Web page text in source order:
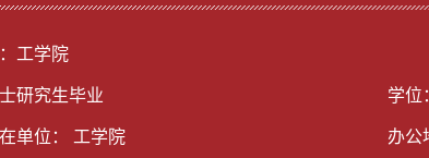
工学院
研究生毕业 学位
单位： 工学院 办公